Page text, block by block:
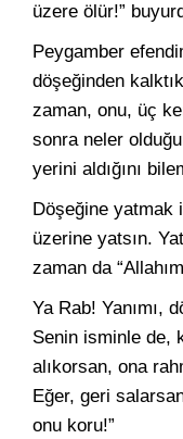
üzere ölür!”
Peygamber
döşeğinden
zaman, onu, üç
sonra neler
yerini aldığını
Döşeğine yatmak
üzerine yatsın.
zaman da
Ya Rab! Yanımı,
Senin isminle de,
alıkorsan, ona
Eğer, geri
onu koru!”